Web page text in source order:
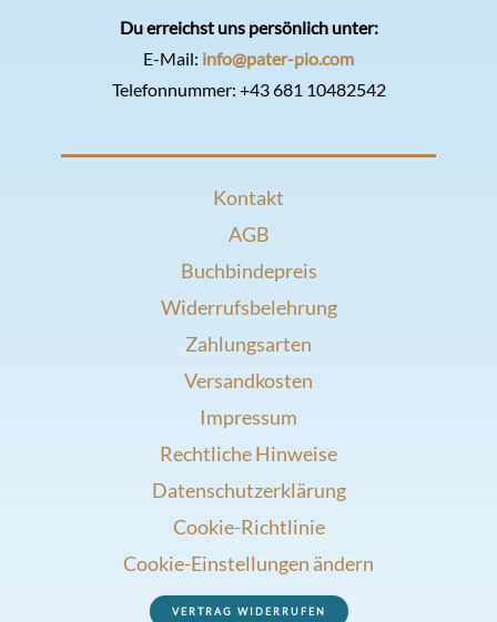
Du erreichst uns persönlich unter:
E-Mail: info@pater-pio.com
Telefonnummer: +43 681 10482542
Kontakt
AGB
Buchbindepreis
Widerrufsbelehrung
Zahlungsarten
Versandkosten
Impressum
Rechtliche Hinweise
Datenschutzerklärung
Cookie-Richtlinie
Cookie-Einstellungen ändern
VERTRAG WIDERRUFEN